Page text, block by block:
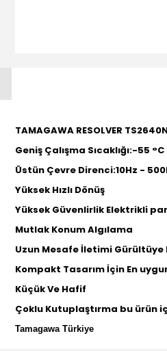
TAMAGAWA RESOLVER
Geniş Çalışma Sıcaklığı:-55
Üstün Çevre Direnci:10Hz -
Yüksek Hızlı Dönüş
Yüksek Güvenlirlik Elektrikli
Mutlak Konum Algılama
Uzun Mesafe İletimi
Kompakt Tasarım İçin En
Küçük Ve Hafif
Çoklu Kutuplaştırma bu ürün
Tamagawa Türkiye